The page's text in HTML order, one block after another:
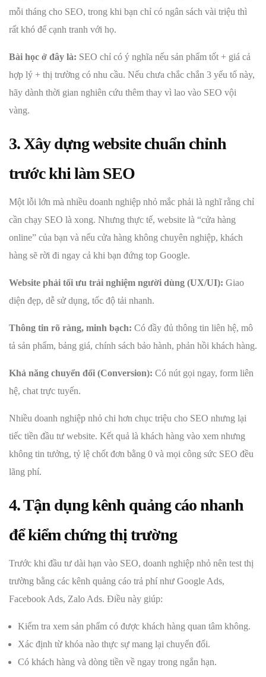
mỗi tháng cho SEO, trong khi bạn chỉ có ngân sách vài triệu thì
rất khó để cạnh tranh với họ.
Bài học ở đây là: SEO chỉ có ý nghĩa nếu sản phẩm tốt + giá cả
hợp lý + thị trường có nhu cầu. Nếu chưa chắc chắn 3 yếu tố này,
hãy dành thời gian nghiên cứu thêm thay vì lao vào SEO vội
vàng.
3. Xây dựng website chuẩn chỉnh
trước khi làm SEO
Một lỗi lớn mà nhiều doanh nghiệp nhỏ mắc phải là nghĩ rằng chỉ
cần chạy SEO là xong. Nhưng thực tế, website là “cửa hàng
online” của bạn và nếu cửa hàng không chuyên nghiệp, khách
hàng sẽ rời đi ngay cả khi bạn đứng top Google.
Website phải tối ưu trải nghiệm người dùng (UX/UI): Giao
diện đẹp, dễ sử dụng, tốc độ tải nhanh.
Thông tin rõ ràng, minh bạch: Có đầy đủ thông tin liên hệ, mô
tả sản phẩm, bảng giá, chính sách bảo hành, phản hồi khách hàng.
Khả năng chuyển đổi (Conversion): Có nút gọi ngay, form liên
hệ, chat trực tuyến.
Nhiều doanh nghiệp nhỏ chi hơn chục triệu cho SEO nhưng lại
tiếc tiền đầu tư website. Kết quả là khách hàng vào xem nhưng
không tin tưởng, tỷ lệ chốt đơn bằng 0 và mọi công sức SEO đều
lãng phí.
4. Tận dụng kênh quảng cáo nhanh
để kiểm chứng thị trường
Trước khi đầu tư dài hạn vào SEO, doanh nghiệp nhỏ nên test thị
trường bằng các kênh quảng cáo trả phí như Google Ads,
Facebook Ads, Zalo Ads. Điều này giúp:
Kiểm tra xem sản phẩm có được khách hàng quan tâm không.
Xác định từ khóa nào thực sự mang lại chuyển đổi.
Có khách hàng và dòng tiền về ngay trong ngắn hạn.